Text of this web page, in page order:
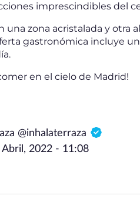
imprescindibles del
una zona acristalada y otra
gastronómica incluye
en el cielo de Madrid!
@inhalaterraza
Abril, 2022 - 11:08